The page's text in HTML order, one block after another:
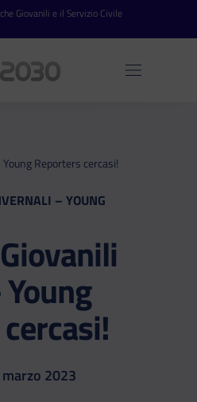
Giovanili e il Servizio Civile
Apri
Reporters cercasi!
– YOUNG
2023